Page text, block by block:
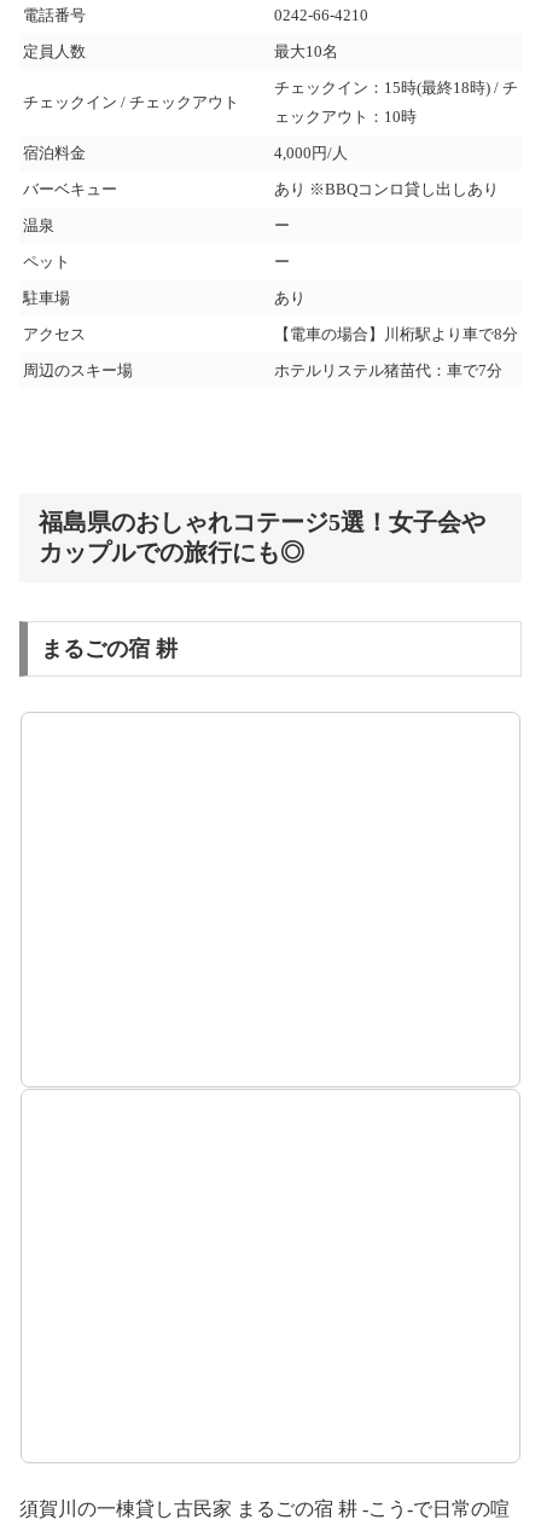
電話番号 0242-66-4210
定員人数 最大10名
チェックイン / チェックアウト
チェックイン：15時(最終18時) / チ
ェックアウト：10時
宿泊料金 4,000円/人
バーベキュー あり ※BBQコンロ貸し出しあり
温泉 ー
ペット ー
駐車場 あり
アクセス 【電車の場合】川桁駅より車で8分
周辺のスキー場 ホテルリステル猪苗代：車で7分
福島県のおしゃれコテージ5選！女子会や
カップルでの旅行にも◎
まるごの宿 耕
須賀川の一棟貸し古民家 まるごの宿 耕 -こう-で日常の喧